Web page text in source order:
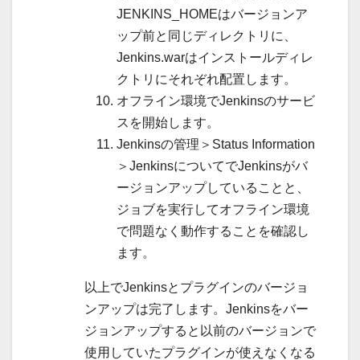
JENKINS_HOMEはバージョンア
ップ前と同じディレクトリに、
Jenkins.warはインストールディレ
クトリにそれぞれ配置します。
オフライン環境でJenkinsのサービ
スを開始します。
Jenkinsの管理＞Status Information
＞JenkinsについてでJenkinsがバ
ージョンアップしていることと、
ジョブを実行してオフライン環境
で問題なく動作することを確認し
ます。
以上でJenkinsとプラグインのバージョ
ンアップは完了します。Jenkinsをバー
ジョンアップすると以前のバージョンで
使用していたプラグインが使えなくなる